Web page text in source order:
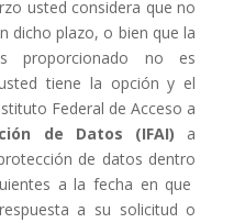
usted considera que no
dicho plazo, o bien que la
proporcionado no es
tiene la opción y el
Federal de Acceso a
de Datos (IFAI) a
de datos dentro
a la fecha en que
a su solicitud o